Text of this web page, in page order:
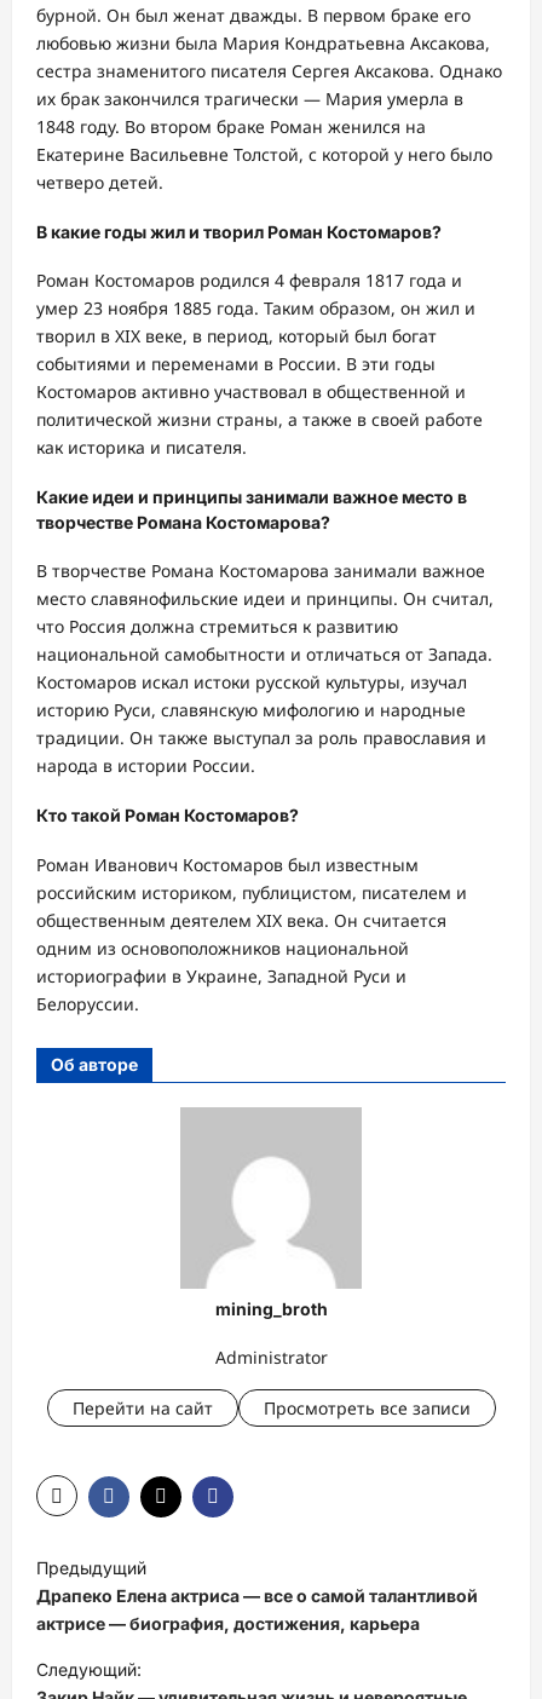
бурной. Он был женат дважды. В первом браке его
любовью жизни была Мария Кондратьевна Аксакова,
сестра знаменитого писателя Сергея Аксакова. Однако
их брак закончился трагически — Мария умерла в
1848 году. Во втором браке Роман женился на
Екатерине Васильевне Толстой, с которой у него было
четверо детей.
В какие годы жил и творил Роман Костомаров?
Роман Костомаров родился 4 февраля 1817 года и
умер 23 ноября 1885 года. Таким образом, он жил и
творил в XIX веке, в период, который был богат
событиями и переменами в России. В эти годы
Костомаров активно участвовал в общественной и
политической жизни страны, а также в своей работе
как историка и писателя.
Какие идеи и принципы занимали важное место в
творчестве Романа Костомарова?
В творчестве Романа Костомарова занимали важное
место славянофильские идеи и принципы. Он считал,
что Россия должна стремиться к развитию
национальной самобытности и отличаться от Запада.
Костомаров искал истоки русской культуры, изучал
историю Руси, славянскую мифологию и народные
традиции. Он также выступал за роль православия и
народа в истории России.
Кто такой Роман Костомаров?
Роман Иванович Костомаров был известным
российским историком, публицистом, писателем и
общественным деятелем XIX века. Он считается
одним из основоположников национальной
историографии в Украине, Западной Руси и
Белоруссии.
Об авторе
mining_broth
Administrator
Перейти на сайт Просмотреть все записи
Н
а
в
и
Предыдущий
Драпеко Елена актриса — все о самой талантливой
актрисе — биография, достижения, карьера
Следующий: